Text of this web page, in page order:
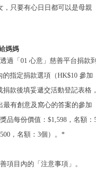
只要有心日日都可以是母親
媽媽
過「01 心意」慈善平台捐款
的指定捐款選項（HK$10 參加
捐款後填妥遞交活動登記表格
最有創意及窩心的答案的參加
品每份價值：$1,598，名額：
，名額：3個）。*
項目內的「注意事項」。